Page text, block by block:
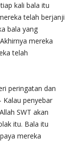
kali bala itu
telah berjanji
bala yang
mereka
telah
peringatan dan
Kalau penyebar
SWT akan
itu. Bala itu
mereka